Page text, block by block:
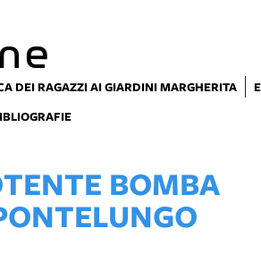
DEI RAGAZZI AI GIARDINI MARGHERITA
BOMBA